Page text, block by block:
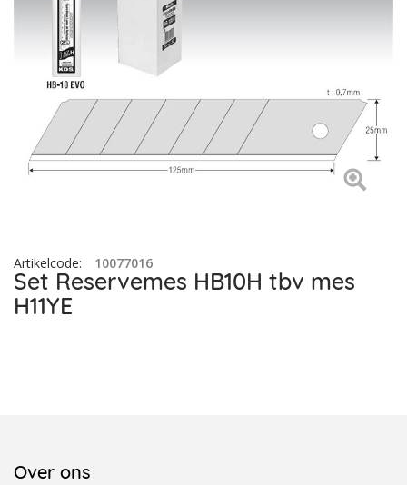
Artikelcode: 10077016
Set Reservemes HB10H tbv mes
H11YE
Over ons